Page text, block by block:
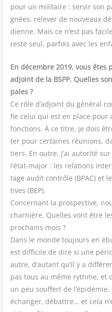
pour un mili­taire : ser­vir son
gnées, rele­ver de nou­veaux
dienne. Mais ce n’est pas
reste seul, par­fois avec les
En décembre 2019, vous êtes
adjoint de la BSPP. Quelles
pales ?
Ce rôle d’adjoint du géné­ral
fie celui qui est en place pour
fonc­tions. À ce titre, je dois
ter pour cer­taines réunions,
tiers. En outre, j’ai auto­ri­té
l’état-major : les rela­tions
tage audit contrôle (BPAC) et
tives (BEP).
Concer­nant la pros­pec­tive,
char­nière. Quelles vont être
pro­chains mois ?
Dans le monde tou­jours en
est dif­fi­cile de dire si une
autre, d’autant qu’il y a
pas tous au même rythme, et
un peu souf­fert de
échan­ger, débattre… et cela